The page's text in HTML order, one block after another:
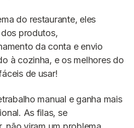
do restaurante, eles
produtos,
da conta e envio
à cozinha, e os melhores do
de usar!
manual e ganha mais
As filas, se